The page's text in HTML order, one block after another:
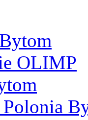
OLIMP